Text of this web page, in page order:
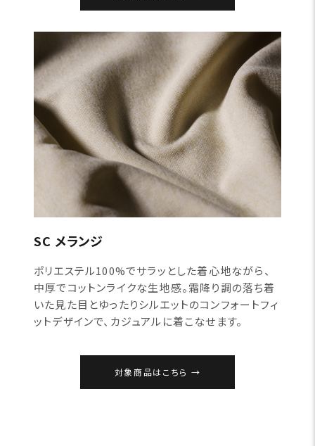
SC メランジ
ポリエステル100%でサラッとした着心地ながら、
中厚でコットンライクな生地感。霜降り調の落ち着
いた見た目とゆったりシルエットのコンフォートフィ
ットデザインで、カジュアルに着こなせます。
対象商品はこちら